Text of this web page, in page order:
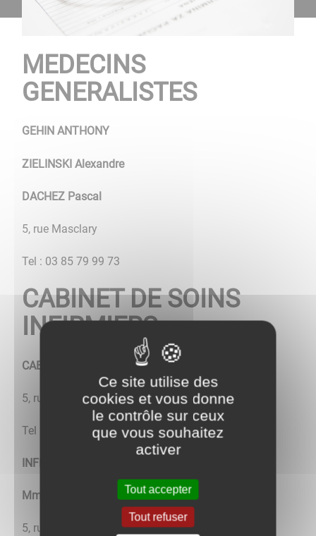
MEDECINS
GENERALISTES
GEHIN ANTHONY
ZIELINSKI Alexandre
DACHEZ Pascal
5, rue Masclary
Tel : 03 85 79 99 73
CABINET DE SOINS
INFIRMIERS
CABINET CAMIOLO-DESSERTENNE-NUGUES
5, rue Masclary
Tel : 03 85 79 33 80
INFIRMIERE EN PRATIQUE AVANCEE
Mme GILOT Amicie
5, rue Masclary
Ce site utilise des
cookies et vous donne
le contrôle sur ceux
que vous souhaitez
activer
Tout accepter
Tout refuser